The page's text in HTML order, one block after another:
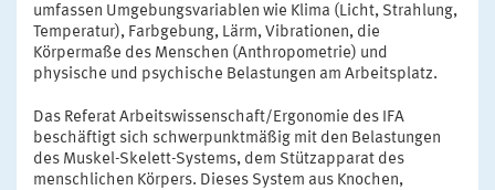
umfassen Umgebungsvariablen wie Klima (Licht, Strahlung,
Temperatur), Farbgebung, Lärm, Vibrationen, die
Körpermaße des Menschen (Anthropometrie) und
physische und psychische Belastungen am Arbeitsplatz.
Das Referat Arbeitswissenschaft/Ergonomie des IFA
beschäftigt sich schwerpunktmäßig mit den Belastungen
des Muskel-Skelett-Systems, dem Stützapparat des
menschlichen Körpers. Dieses System aus Knochen,